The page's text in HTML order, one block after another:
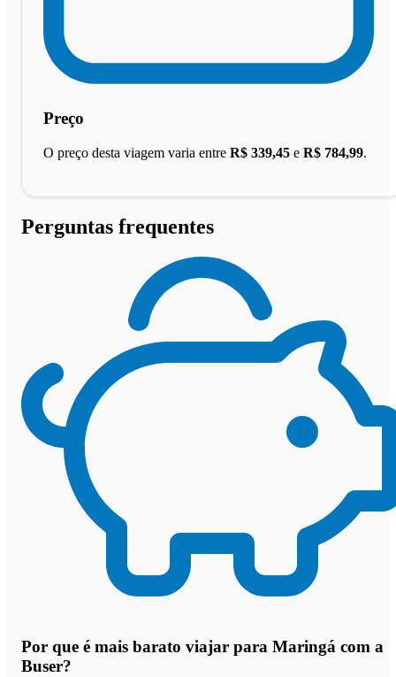
Preço
O preço desta viagem varia entre R$ 339,45 e R$ 784,99.
Perguntas frequentes
Por que é mais barato viajar para Maringá com a
Buser?